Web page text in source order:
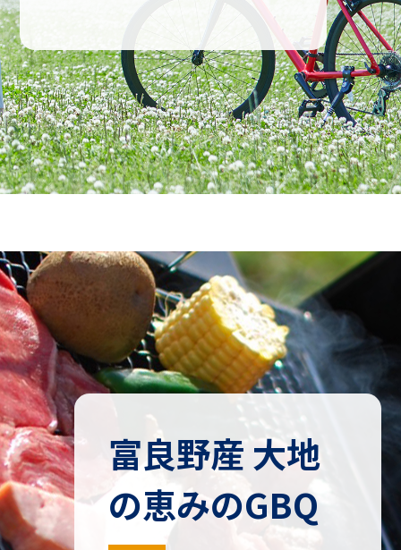
富良野産 大地
の恵みのGBQ